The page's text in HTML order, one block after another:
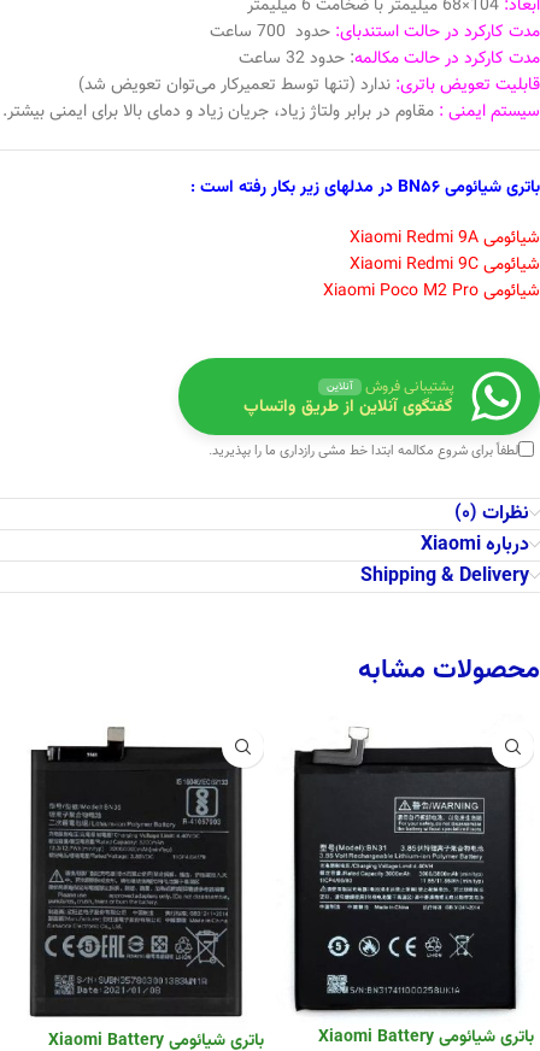
ابعاد: 104×68 میلیمتر با ضخامت 6 میلیمتر
مدت کارکرد در حالت استندبای: حدود 700 ساعت
مدت کارکرد در حالت مکالمه: حدود 32 ساعت
قابلیت تعویض باتری: ندارد (تنها توسط تعمیرکار می‌توان تعویض شد)
سیستم ایمنی : مقاوم در برابر ولتاژ زیاد، جریان زیاد و دمای بالا برای ایمنی بیشتر.
باتری شیائومی BN56 در مدلهای زیر بکار رفته است :
شیائومی Xiaomi Redmi 9A
شیائومی Xiaomi Redmi 9C
شیائومی Xiaomi Poco M2 Pro
پشتیبانی فروش آنلاین
گفتگوی آنلاین از طریق واتساپ
لطفاً برای شروع مکالمه ابتداخط مشی رازداری ما را بپذیرید.
نظرات (0)
درباره Xiaomi
Shipping & Delivery
محصولات مشابه
باتری شیائومی Xiaomi Battery
باتری شیائومی Xiaomi Battery